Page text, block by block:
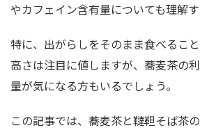
やカフェイン含有量についても理解す
特に、出がらしをそのまま食べるこ
高さは注目に値しますが、蕎麦茶の
量が気になる方もいるでしょう。
この記事では、蕎麦茶と韃靼そば茶